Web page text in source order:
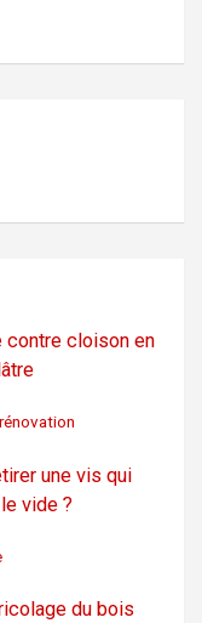
contre cloison en
une vis qui
vide ?
du bois